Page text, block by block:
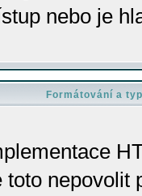
nebo je
Formátování a